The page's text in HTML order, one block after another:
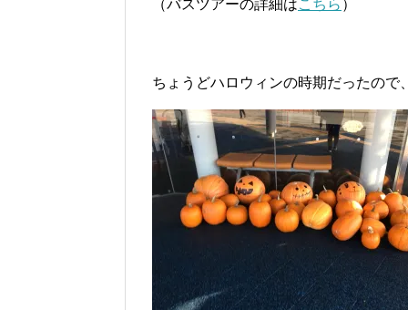
（バスツアーの詳細はこちら ）
ちょうどハロウィンの時期だったの